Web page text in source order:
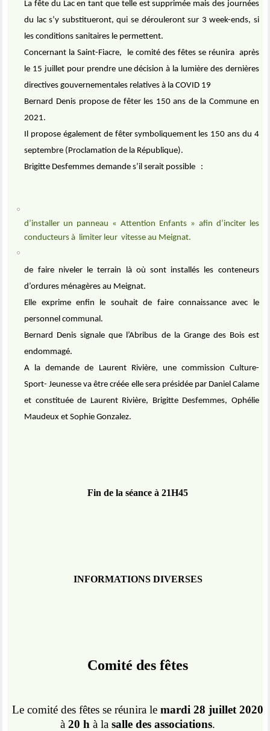
La fête du Lac en tant que telle est supprimée mais des journées
du lac s’y substitueront, qui se dérouleront sur 3 week-ends, si
les conditions sanitaires le permettent.
Concernant la Saint-Fiacre,
le comité des fêtes se réunira après
le 15 juillet pour prendre une décision à la lumière des dernières
directives gouvernementales relatives à la COVID 19
Bernard Denis propose de fêter les 150 ans de la Commune en
2021.
Il propose également de fêter symboliquement les 150 ans du 4
septembre (Proclamation de la République).
Brigitte Desfemmes demande s’il serait possible
:
d’installer un panneau « Attention Enfants » afin d’inciter les
conducteurs à
limiter leur vitesse au Meignat.
de faire niveler le terrain là où sont installés les conteneurs
d’ordures ménagères au Meignat.
Elle exprime enfin le souhait de faire connaissance avec le
personnel communal.
Bernard Denis signale que l’Abribus de la Grange des Bois est
endommagé.
A la demande de Laurent Rivière, une commission Culture-
Sport- Jeunesse va être créée elle sera présidée par Daniel Calame
et constituée de Laurent Rivière, Brigitte Desfemmes, Ophélie
Maudeux et Sophie Gonzalez.
Fin de la séance à 21H45
INFORMATIONS DIVERSES
Comité des fêtes
Le comité des fêtes se réunira lemardi 28 juillet 2020
à20 h à lasalle des associations.